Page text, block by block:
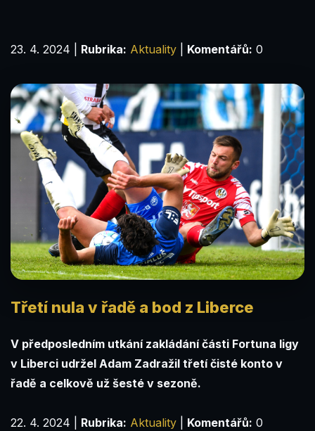
23. 4. 2024 Rubrika: Aktuality Komentářů: 0
Třetí nula v řadě a bod z Liberce
V předposledním utkání zakládání části Fortuna ligy
v Liberci udržel Adam Zadražil třetí čisté konto v
řadě a celkově už šesté v sezoně.
22. 4. 2024 Rubrika: Aktuality Komentářů: 0